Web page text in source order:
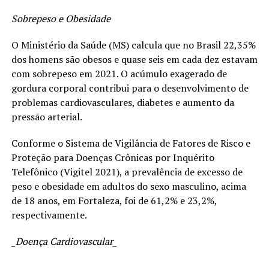
Sobrepeso e Obesidade
O Ministério da Saúde (MS) calcula que no Brasil 22,35%
dos homens são obesos e quase seis em cada dez estavam
com sobrepeso em 2021. O acúmulo exagerado de
gordura corporal contribui para o desenvolvimento de
problemas cardiovasculares, diabetes e aumento da
pressão arterial.
Conforme o Sistema de Vigilância de Fatores de Risco e
Proteção para Doenças Crônicas por Inquérito
Telefônico (Vigitel 2021), a prevalência de excesso de
peso e obesidade em adultos do sexo masculino, acima
de 18 anos, em Fortaleza, foi de 61,2% e 23,2%,
respectivamente.
_Doença Cardiovascular_